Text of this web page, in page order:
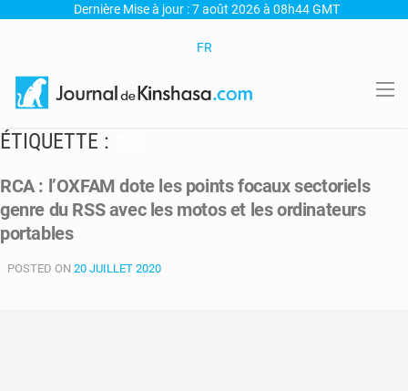
Dernière Mise à jour : 7 août 2026 à 08h44 GMT
FR
ÉTIQUETTE :
RCA : l’OXFAM dote les points focaux sectoriels
genre du RSS avec les motos et les ordinateurs
portables
POSTED ON 20 JUILLET 2020